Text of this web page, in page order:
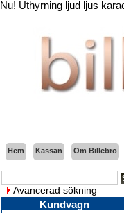
Nu! Uthyrning ljud ljus
Hem Kassan Om Billebro
Avancerad sökning
Kundvagn